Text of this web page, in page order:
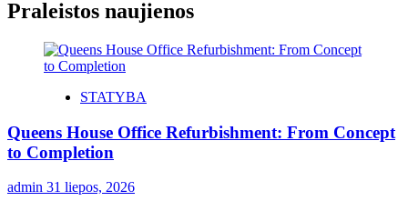
Praleistos naujienos
STATYBA
Queens House Office Refurbishment: From Concept
to Completion
admin 31 liepos, 2026